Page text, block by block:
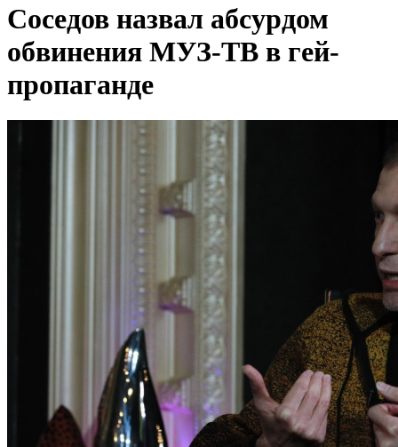
Соседов назвал абсурдом
обвинения МУЗ-ТВ в гей-
пропаганде